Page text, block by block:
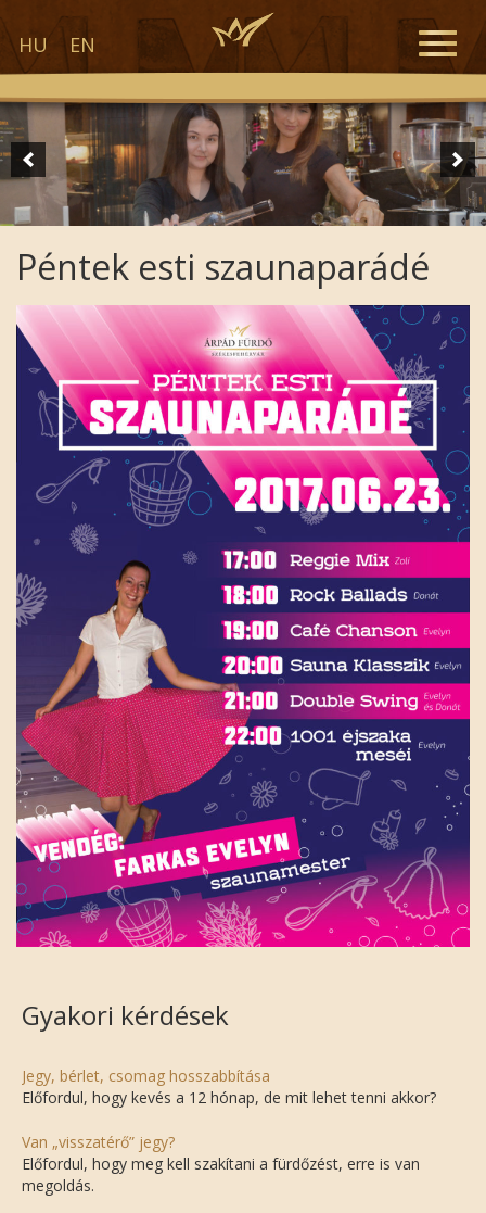
HU EN
Toggle
Péntek esti szaunaparádé
Gyakori kérdések
Jegy, bérlet, csomag hosszabbítása
Előfordul, hogy kevés a 12 hónap, de mit lehet tenni akkor?
Van „visszatérő” jegy?
Előfordul, hogy meg kell szakítani a fürdőzést, erre is van
megoldás.